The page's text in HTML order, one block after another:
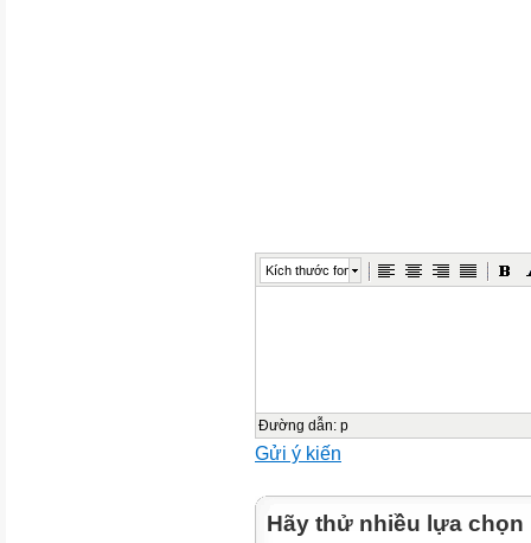
Kích thước font
Đường dẫn: p
Gửi ý kiến
Hãy thử nhiều lựa chọn